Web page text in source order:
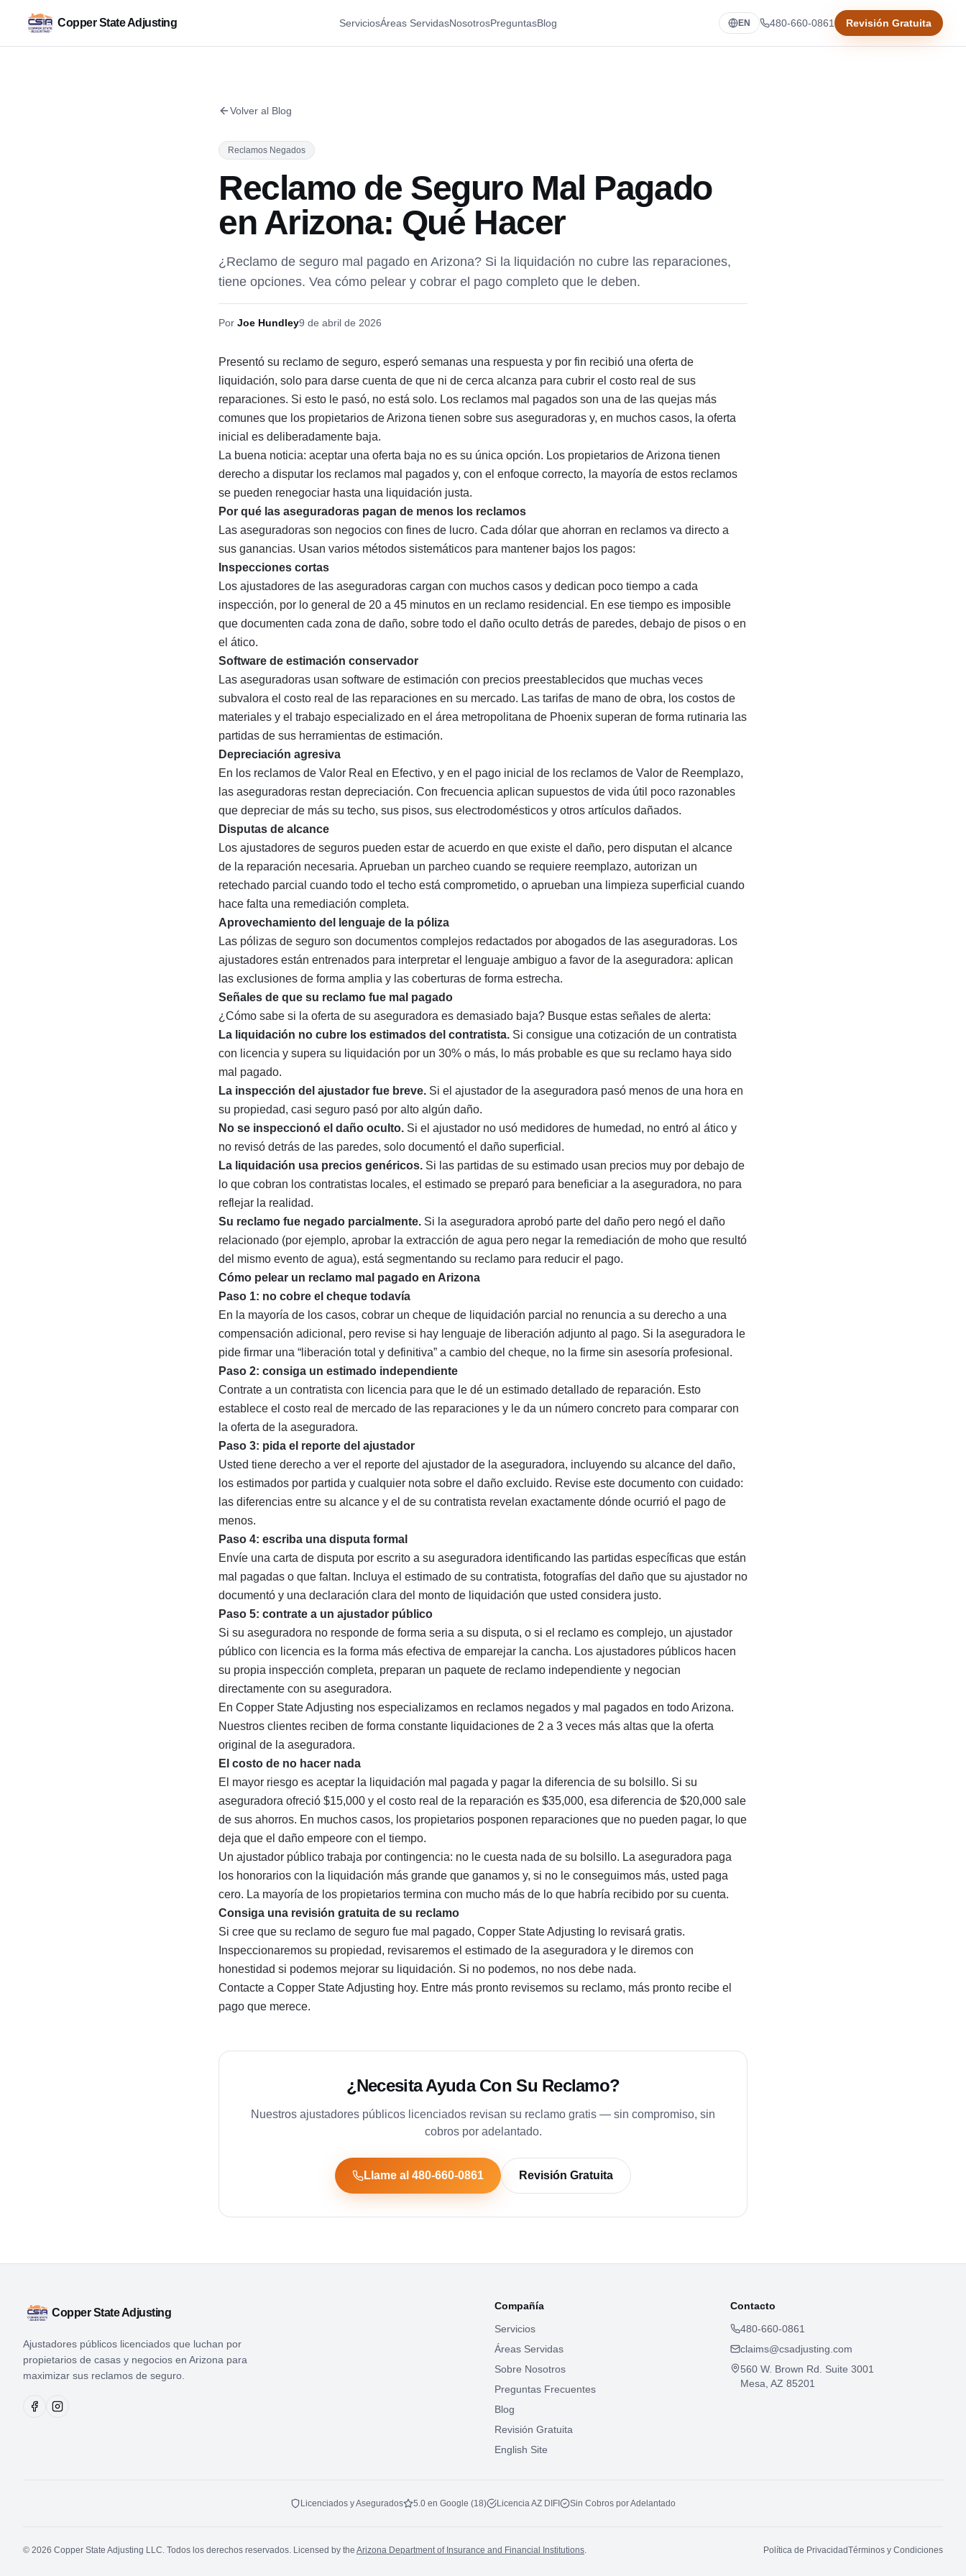
Copper State Adjusting ServiciosÁreas ServidasNosotrosPreguntasBlog EN 480-660-0861 Revisión Gratuita
Volver al Blog
Reclamos Negados
Reclamo de Seguro Mal Pagado
en Arizona: Qué Hacer
¿Reclamo de seguro mal pagado en Arizona? Si la liquidación no cubre las reparaciones,
tiene opciones. Vea cómo pelear y cobrar el pago completo que le deben.
Por Joe Hundley9 de abril de 2026
Presentó su reclamo de seguro, esperó semanas una respuesta y por fin recibió una oferta de
liquidación, solo para darse cuenta de que ni de cerca alcanza para cubrir el costo real de sus
reparaciones. Si esto le pasó, no está solo. Los reclamos mal pagados son una de las quejas más
comunes que los propietarios de Arizona tienen sobre sus aseguradoras y, en muchos casos, la oferta
inicial es deliberadamente baja.
La buena noticia: aceptar una oferta baja no es su única opción. Los propietarios de Arizona tienen
derecho a disputar los reclamos mal pagados y, con el enfoque correcto, la mayoría de estos reclamos
se pueden renegociar hasta una liquidación justa.
Por qué las aseguradoras pagan de menos los reclamos
Las aseguradoras son negocios con fines de lucro. Cada dólar que ahorran en reclamos va directo a
sus ganancias. Usan varios métodos sistemáticos para mantener bajos los pagos:
Inspecciones cortas
Los ajustadores de las aseguradoras cargan con muchos casos y dedican poco tiempo a cada
inspección, por lo general de 20 a 45 minutos en un reclamo residencial. En ese tiempo es imposible
que documenten cada zona de daño, sobre todo el daño oculto detrás de paredes, debajo de pisos o en
el ático.
Software de estimación conservador
Las aseguradoras usan software de estimación con precios preestablecidos que muchas veces
subvalora el costo real de las reparaciones en su mercado. Las tarifas de mano de obra, los costos de
materiales y el trabajo especializado en el área metropolitana de Phoenix superan de forma rutinaria las
partidas de sus herramientas de estimación.
Depreciación agresiva
En los reclamos de Valor Real en Efectivo, y en el pago inicial de los reclamos de Valor de Reemplazo,
las aseguradoras restan depreciación. Con frecuencia aplican supuestos de vida útil poco razonables
que depreciar de más su techo, sus pisos, sus electrodomésticos y otros artículos dañados.
Disputas de alcance
Los ajustadores de seguros pueden estar de acuerdo en que existe el daño, pero disputan el alcance
de la reparación necesaria. Aprueban un parcheo cuando se requiere reemplazo, autorizan un
retechado parcial cuando todo el techo está comprometido, o aprueban una limpieza superficial cuando
hace falta una remediación completa.
Aprovechamiento del lenguaje de la póliza
Las pólizas de seguro son documentos complejos redactados por abogados de las aseguradoras. Los
ajustadores están entrenados para interpretar el lenguaje ambiguo a favor de la aseguradora: aplican
las exclusiones de forma amplia y las coberturas de forma estrecha.
Señales de que su reclamo fue mal pagado
¿Cómo sabe si la oferta de su aseguradora es demasiado baja? Busque estas señales de alerta:
La liquidación no cubre los estimados del contratista. Si consigue una cotización de un contratista
con licencia y supera su liquidación por un 30% o más, lo más probable es que su reclamo haya sido
mal pagado.
La inspección del ajustador fue breve. Si el ajustador de la aseguradora pasó menos de una hora en
su propiedad, casi seguro pasó por alto algún daño.
No se inspeccionó el daño oculto. Si el ajustador no usó medidores de humedad, no entró al ático y
no revisó detrás de las paredes, solo documentó el daño superficial.
La liquidación usa precios genéricos. Si las partidas de su estimado usan precios muy por debajo de
lo que cobran los contratistas locales, el estimado se preparó para beneficiar a la aseguradora, no para
reflejar la realidad.
Su reclamo fue negado parcialmente. Si la aseguradora aprobó parte del daño pero negó el daño
relacionado (por ejemplo, aprobar la extracción de agua pero negar la remediación de moho que resultó
del mismo evento de agua), está segmentando su reclamo para reducir el pago.
Cómo pelear un reclamo mal pagado en Arizona
Paso 1: no cobre el cheque todavía
En la mayoría de los casos, cobrar un cheque de liquidación parcial no renuncia a su derecho a una
compensación adicional, pero revise si hay lenguaje de liberación adjunto al pago. Si la aseguradora le
pide firmar una “liberación total y definitiva” a cambio del cheque, no la firme sin asesoría profesional.
Paso 2: consiga un estimado independiente
Contrate a un contratista con licencia para que le dé un estimado detallado de reparación. Esto
establece el costo real de mercado de las reparaciones y le da un número concreto para comparar con
la oferta de la aseguradora.
Paso 3: pida el reporte del ajustador
Usted tiene derecho a ver el reporte del ajustador de la aseguradora, incluyendo su alcance del daño,
los estimados por partida y cualquier nota sobre el daño excluido. Revise este documento con cuidado:
las diferencias entre su alcance y el de su contratista revelan exactamente dónde ocurrió el pago de
menos.
Paso 4: escriba una disputa formal
Envíe una carta de disputa por escrito a su aseguradora identificando las partidas específicas que están
mal pagadas o que faltan. Incluya el estimado de su contratista, fotografías del daño que su ajustador no
documentó y una declaración clara del monto de liquidación que usted considera justo.
Paso 5: contrate a un ajustador público
Si su aseguradora no responde de forma seria a su disputa, o si el reclamo es complejo, un ajustador
público con licencia es la forma más efectiva de emparejar la cancha. Los ajustadores públicos hacen
su propia inspección completa, preparan un paquete de reclamo independiente y negocian
directamente con su aseguradora.
En Copper State Adjusting nos especializamos en reclamos negados y mal pagados en todo Arizona.
Nuestros clientes reciben de forma constante liquidaciones de 2 a 3 veces más altas que la oferta
original de la aseguradora.
El costo de no hacer nada
El mayor riesgo es aceptar la liquidación mal pagada y pagar la diferencia de su bolsillo. Si su
aseguradora ofreció $15,000 y el costo real de la reparación es $35,000, esa diferencia de $20,000 sale
de sus ahorros. En muchos casos, los propietarios posponen reparaciones que no pueden pagar, lo que
deja que el daño empeore con el tiempo.
Un ajustador público trabaja por contingencia: no le cuesta nada de su bolsillo. La aseguradora paga
los honorarios con la liquidación más grande que ganamos y, si no le conseguimos más, usted paga
cero. La mayoría de los propietarios termina con mucho más de lo que habría recibido por su cuenta.
Consiga una revisión gratuita de su reclamo
Si cree que su reclamo de seguro fue mal pagado, Copper State Adjusting lo revisará gratis.
Inspeccionaremos su propiedad, revisaremos el estimado de la aseguradora y le diremos con
honestidad si podemos mejorar su liquidación. Si no podemos, no nos debe nada.
Contacte a Copper State Adjusting hoy. Entre más pronto revisemos su reclamo, más pronto recibe el
pago que merece.
¿Necesita Ayuda Con Su Reclamo?
Nuestros ajustadores públicos licenciados revisan su reclamo gratis — sin compromiso, sin
cobros por adelantado.
Llame al 480-660-0861 Revisión Gratuita
Copper State Adjusting
Ajustadores públicos licenciados que luchan por
propietarios de casas y negocios en Arizona para
maximizar sus reclamos de seguro.
Compañía
Servicios
Áreas Servidas
Sobre Nosotros
Preguntas Frecuentes
Blog
Revisión Gratuita
English Site
Contacto
480-660-0861
claims@csadjusting.com
560 W. Brown Rd. Suite 3001
Mesa, AZ 85201
Licenciados y Asegurados 5.0 en Google (18) Licencia AZ DIFI Sin Cobros por Adelantado
© 2026 Copper State Adjusting LLC. Todos los derechos reservados. Licensed by the Arizona Department of Insurance and Financial Institutions. Política de PrivacidadTérminos y Condiciones